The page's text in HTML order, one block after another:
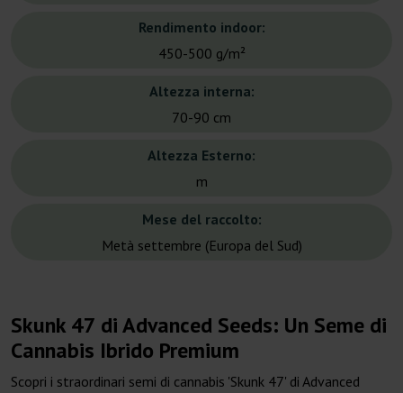
Rendimento indoor:
450-500 g/m²
Altezza interna:
70-90 cm
Altezza Esterno:
m
Mese del raccolto:
Metà settembre (Europa del Sud)
Skunk 47 di Advanced Seeds: Un Seme di
Cannabis Ibrido Premium
Scopri i straordinari semi di cannabis 'Skunk 47' di Advanced